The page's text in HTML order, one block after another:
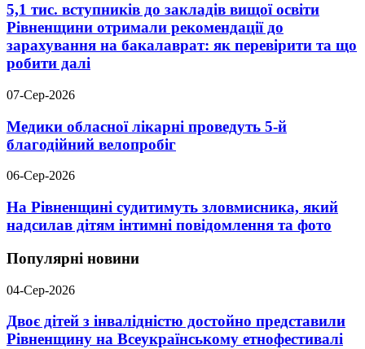
5,1 тис. вступників до закладів вищої освіти
Рівненщини отримали рекомендації до
зарахування на бакалаврат: як перевірити та що
робити далі
07-Сер-2026
Медики обласної лікарні проведуть 5-й
благодійний велопробіг
06-Сер-2026
На Рівненщині судитимуть зловмисника, який
надсилав дітям інтимні повідомлення та фото
Популярні новини
04-Сер-2026
Двоє дітей з інвалідністю достойно представили
Рівненщину на Всеукраїнському етнофестивалі